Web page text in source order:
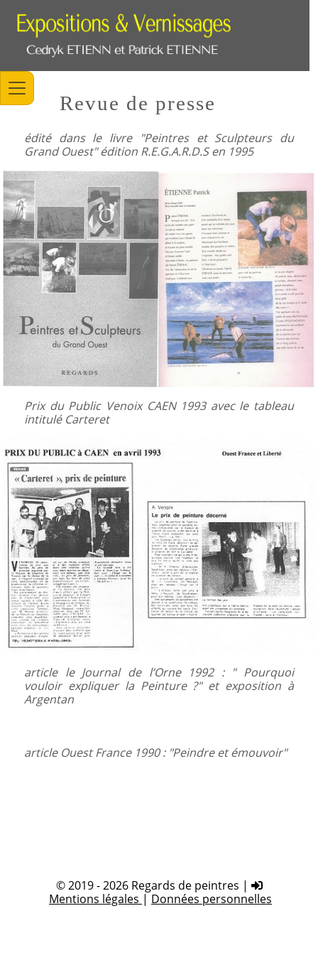
Revue de presse
édité dans le livre "Peintres et Sculpteurs du
Grand Ouest" édition R.E.G.A.R.D.S en 1995
Prix du Public Venoix CAEN 1993 avec le tableau
intitulé Carteret
article le Journal de l’Orne 1992 : " Pourquoi
vouloir expliquer la Peinture ?" et exposition à
Argentan
article Ouest France 1990 : "Peindre et émouvoir"
© 2019 - 2026 Regards de peintres |
Mentions légales | Données personnelles